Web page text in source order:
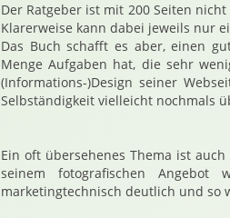
Der Ratgeber ist mit 200 Seiten
Klarerweise kann dabei jeweils nur
Das Buch schafft es aber, einen
Menge Aufgaben hat, die sehr
(Informations-)Design seiner
Selbständigkeit vielleicht nochmals
Ein oft übersehenes Thema ist
seinem fotografischen Angebot
marketingtechnisch deutlich und so